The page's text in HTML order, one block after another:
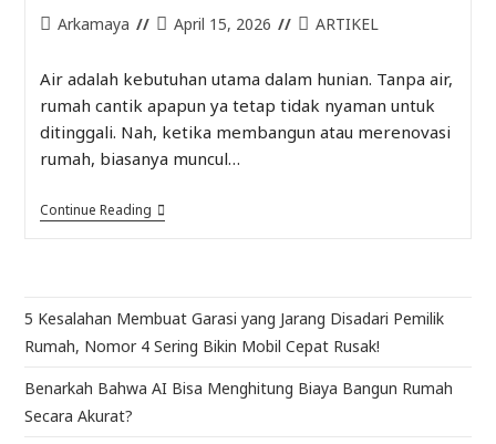
Arkamaya April 15, 2026 ARTIKEL
Air adalah kebutuhan utama dalam hunian. Tanpa air,
rumah cantik apapun ya tetap tidak nyaman untuk
ditinggali. Nah, ketika membangun atau merenovasi
rumah, biasanya muncul…
Continue Reading
5 Kesalahan Membuat Garasi yang Jarang Disadari Pemilik
Rumah, Nomor 4 Sering Bikin Mobil Cepat Rusak!
Benarkah Bahwa AI Bisa Menghitung Biaya Bangun Rumah
Secara Akurat?